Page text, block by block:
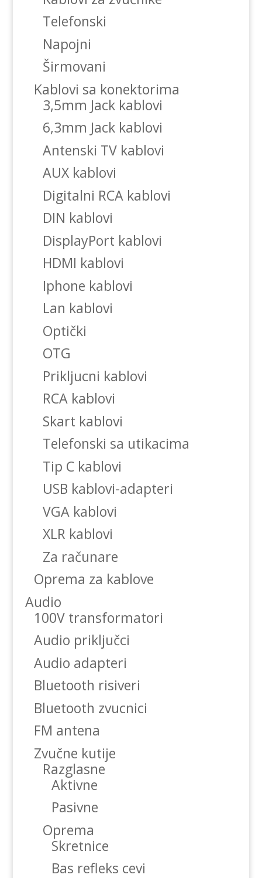
Telefonski
Napojni
Širmovani
Kablovi sa konektorima
3,5mm Jack kablovi
6,3mm Jack kablovi
Antenski TV kablovi
AUX kablovi
Digitalni RCA kablovi
DIN kablovi
DisplayPort kablovi
HDMI kablovi
Iphone kablovi
Lan kablovi
Optički
OTG
Prikljucni kablovi
RCA kablovi
Skart kablovi
Telefonski sa utikacima
Tip C kablovi
USB kablovi-adapteri
VGA kablovi
XLR kablovi
Za računare
Oprema za kablove
Audio
100V transformatori
Audio priključci
Audio adapteri
Bluetooth risiveri
Bluetooth zvucnici
FM antena
Zvučne kutije
Razglasne
Aktivne
Pasivne
Oprema
Skretnice
Bas refleks cevi